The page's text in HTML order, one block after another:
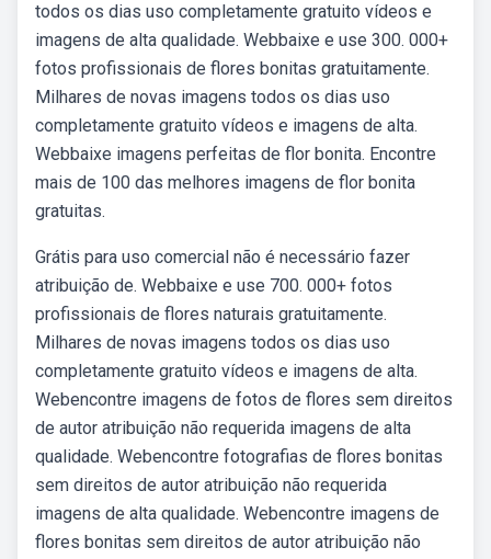
todos os dias uso completamente gratuito vídeos e
imagens de alta qualidade. Webbaixe e use 300. 000+
fotos profissionais de flores bonitas gratuitamente.
Milhares de novas imagens todos os dias uso
completamente gratuito vídeos e imagens de alta.
Webbaixe imagens perfeitas de flor bonita. Encontre
mais de 100 das melhores imagens de flor bonita
gratuitas.
Grátis para uso comercial não é necessário fazer
atribuição de. Webbaixe e use 700. 000+ fotos
profissionais de flores naturais gratuitamente.
Milhares de novas imagens todos os dias uso
completamente gratuito vídeos e imagens de alta.
Webencontre imagens de fotos de flores sem direitos
de autor atribuição não requerida imagens de alta
qualidade. Webencontre fotografias de flores bonitas
sem direitos de autor atribuição não requerida
imagens de alta qualidade. Webencontre imagens de
flores bonitas sem direitos de autor atribuição não